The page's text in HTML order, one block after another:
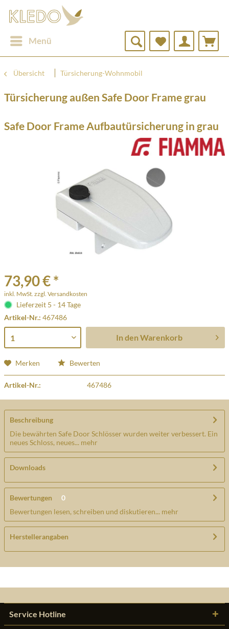
Menü
Übersicht Türsicherung-Wohnmobil
Türsicherung außen Safe Door Frame grau
Safe Door Frame Aufbautürsicherung in grau
73,90 € *
inkl. MwSt. zzgl. Versandkosten
Lieferzeit 5 - 14 Tage
Artikel-Nr.: 467486
In den Warenkorb
Merken Bewerten
Artikel-Nr.: 467486
Beschreibung
Die bewährten Safe Door Schlösser wurden weiter verbessert. Ein
neues Schloss, neues... mehr
Downloads
Bewertungen
0
Bewertungen lesen, schreiben und diskutieren... mehr
Herstellerangaben
Service Hotline